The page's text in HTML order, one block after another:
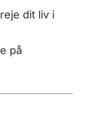
dit liv i
på